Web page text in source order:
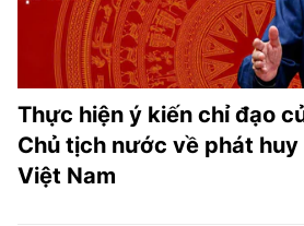
Thực hiện ý kiến chỉ đạo
Chủ tịch nước về phát huy
Việt Nam